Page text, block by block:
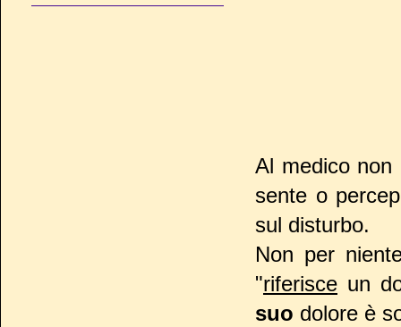
Al medico
sente o
sul disturbo.
Non per
"riferisce un
suo dolore è